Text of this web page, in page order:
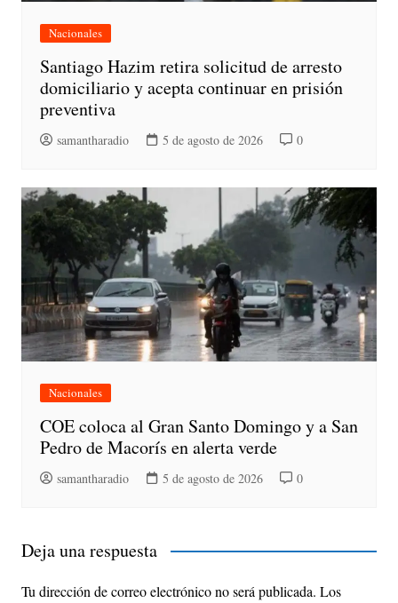
Nacionales
Santiago Hazim retira solicitud de arresto
domiciliario y acepta continuar en prisión
preventiva
samantharadio 5 de agosto de 2026 0
Nacionales
COE coloca al Gran Santo Domingo y a San
Pedro de Macorís en alerta verde
samantharadio 5 de agosto de 2026 0
Deja una respuesta
Tu dirección de correo electrónico no será publicada. Los